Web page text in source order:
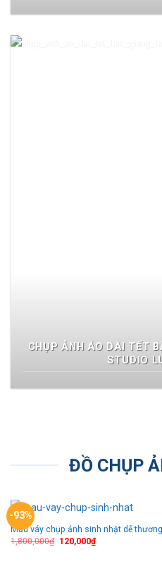
CHỤP ẢNH ÁO DÀI TẾT
STUDIO
ĐỒ CHỤP
-93%
Mẫu váy chụp ảnh sinh nhật dễ thương
1,800,000₫ 120,000₫